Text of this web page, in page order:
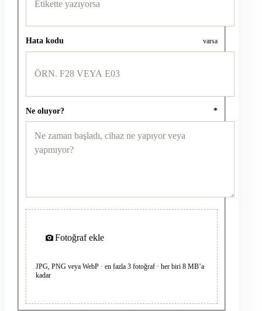
Hata kodu varsa
Ne oluyor? *
Fotoğraf ekle
JPG, PNG veya WebP · en fazla 3 fotoğraf · her biri 8 MB’a
kadar